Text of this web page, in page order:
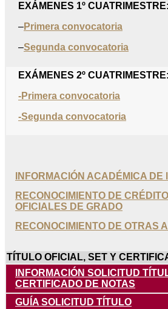
EXÁMENES 1º CUATRIMESTRE:
–Primera convocatoria
–Segunda convocatoria
EXÁMENES 2º CUATRIMESTRE:
-Primera convocatoria
-Segunda convocatoria
INFORMACIÓN ACADÉMICA DE
RECONOCIMIENTO DE
OFICIALES DE GRADO
RECONOCIMIENTO DE OTRAS
TÍTULO OFICIAL, SET Y
INFORMACIÓN SOLICITUD
CERTIFICADO DE NOTAS
GUÍA SOLICITUD TÍTULO